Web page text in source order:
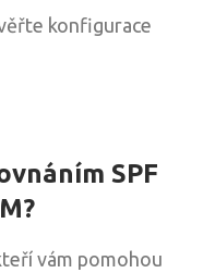
konfigurace
SPF
vám pomohou